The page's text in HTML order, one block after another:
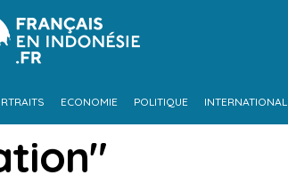
ECONOMIE POLITIQUE INTERNATIONAL